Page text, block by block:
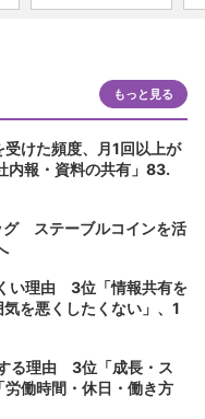
もっと見る
けた頻度、月1回以上が
報・資料の共有」83.
グ ステーブルコインを活
い理由 3位「情報共有を
を悪くしたくない」、1
る理由 3位「成長・ス
働時間・休日・働き方